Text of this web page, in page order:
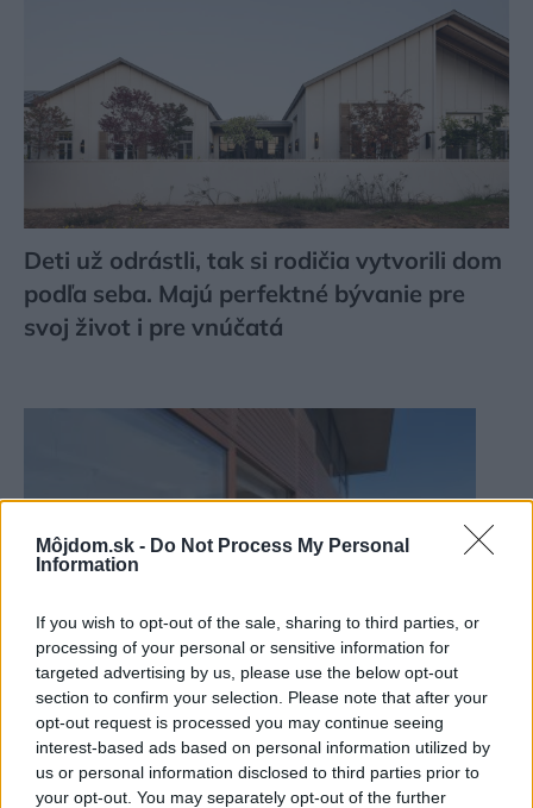
Môjdom.sk - Do Not Process My Personal
Information
If you wish to opt-out of the sale, sharing to third parties, or
processing of your personal or sensitive information for
targeted advertising by us, please use the below opt-out
section to confirm your selection. Please note that after your
opt-out request is processed you may continue seeing
interest-based ads based on personal information utilized by
us or personal information disclosed to third parties prior to
your opt-out. You may separately opt-out of the further
Deti už odrástli, tak si rodičia vytvorili dom
podľa seba. Majú perfektné bývanie pre
svoj život i pre vnúčatá
Ako vybrať okno do domu podľa novej
legislatívy?